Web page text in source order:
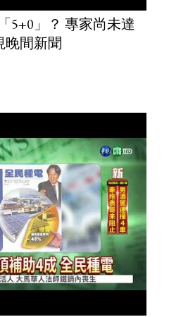
5+0」？ 專家尚未達
晚間新聞